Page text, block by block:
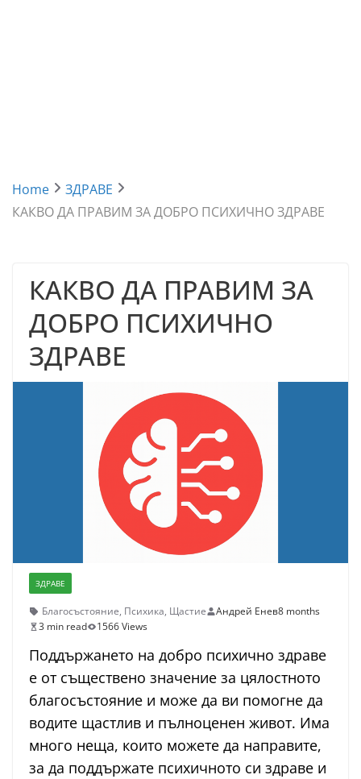
Home
ЗДРАВЕ
КАКВО ДА ПРАВИМ ЗА ДОБРО ПСИХИЧНО ЗДРАВЕ
КАКВО ДА ПРАВИМ ЗА
ДОБРО ПСИХИЧНО
ЗДРАВЕ
ЗДРАВЕ
Благосъстояние, Психика, Щастие Андрей Енев8 months
3 min read
1566 Views
Поддържането на добро психично здраве
е от съществено значение за цялостното
благосъстояние и може да ви помогне да
водите щастлив и пълноценен живот. Има
много неща, които можете да направите,
за да поддържате психичното си здраве и